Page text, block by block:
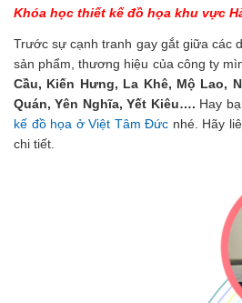
Khóa học thiết kế đồ họa khu vực
Trước sự cạnh tranh gay gắt giữa các
sản phẩm, thương hiệu của công ty
Cầu, Kiến Hưng, La Khê, Mộ Lao,
Quán, Yên Nghĩa, Yết Kiêu…. Hay
kế đồ họa ở Việt Tâm Đức nhé. Hãy
chi tiết.